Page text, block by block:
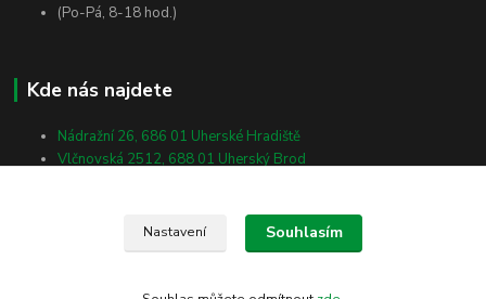
(Po-Pá, 8-18 hod.)
Kde nás najdete
Nádražní 26, 686 01 Uherské Hradiště
Vlčnovská 2512, 688 01 Uherský Brod
Nastavení Souhlasím